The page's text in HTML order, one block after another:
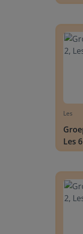
Les
Les 6